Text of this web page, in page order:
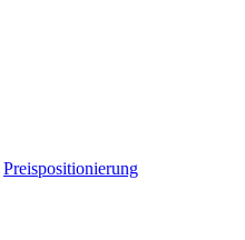
Preispositionierung